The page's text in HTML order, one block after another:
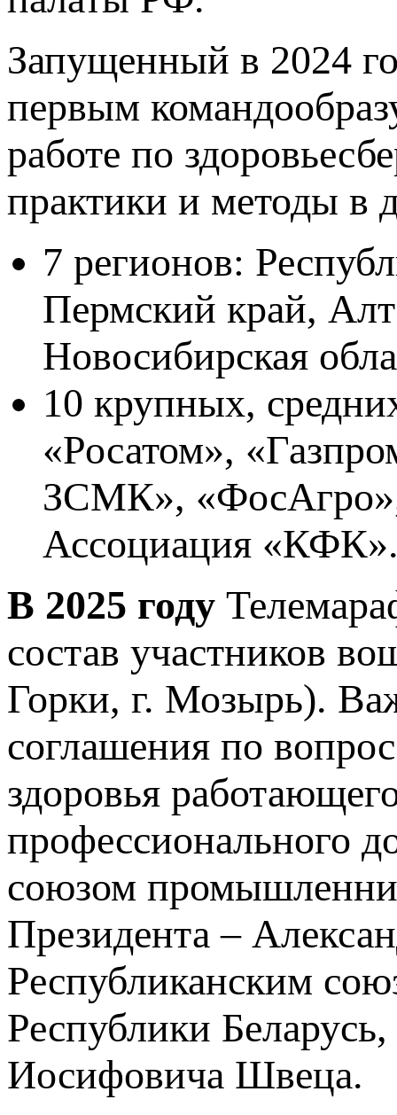
Запущенный в 2024
первым
работе по
практики и методы в
7 регионов:
Пермский край,
Новосибирская
10 крупных,
«Росатом»,
ЗСМК»,
Ассоциация
В 2025 году
состав участников
Горки, г. Мозырь).
соглашения по
здоровья
профессионального
союзом
Президента –
Республиканским
Республики
Иосифовича Швеца.